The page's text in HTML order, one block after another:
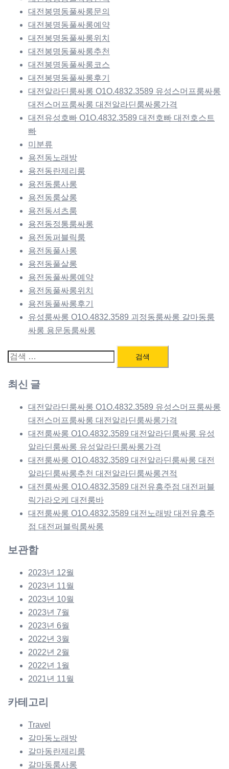
대전봉명동풀싸롱문의
대전봉명동풀싸롱예약
대전봉명동풀싸롱위치
대전봉명동풀싸롱추천
대전봉명동풀싸롱코스
대전봉명동풀싸롱후기
대전알라딘룸싸롱 O1O.4832.3589 유성스머프룸싸롱
대전스머프룸싸롱 대전알라딘룸싸롱가격
대전유성호빠 O1O.4832.3589 대전호빠 대전호스트
빠
미분류
용전동노래방
용전동란제리룸
용전동룸사롱
용전동룸살롱
용전동셔츠룸
용전동정통룸싸롱
용전동퍼블릭룸
용전동풀사롱
용전동풀살롱
용전동풀싸롱예약
용전동풀싸롱위치
용전동풀싸롱후기
유성룸싸롱 O1O.4832.3589 괴정동룸싸롱 갈마동룸
싸롱 용문동룸싸롱
검
최신 글
대전알라딘룸싸롱 O1O.4832.3589 유성스머프룸싸롱
대전스머프룸싸롱 대전알라딘룸싸롱가격
대전룸싸롱 O1O.4832.3589 대전알라딘룸싸롱 유성
알라딘룸싸롱 유성알라딘룸싸롱가격
대전룸싸롱 O1O.4832.3589 대전알라딘룸싸롱 대전
알라딘룸싸롱추천 대전알라딘룸싸롱견적
대전룸싸롱 O1O.4832.3589 대전유흥주점 대전퍼블
릭가라오케 대전룸바
대전룸싸롱 O1O.4832.3589 대전노래방 대전유흥주
점 대전퍼블릭룸싸롱
보관함
2023년 12월
2023년 11월
2023년 10월
2023년 7월
2023년 6월
2022년 3월
2022년 2월
2022년 1월
2021년 11월
카테고리
Travel
갈마동노래방
갈마동란제리룸
갈마동룸사롱